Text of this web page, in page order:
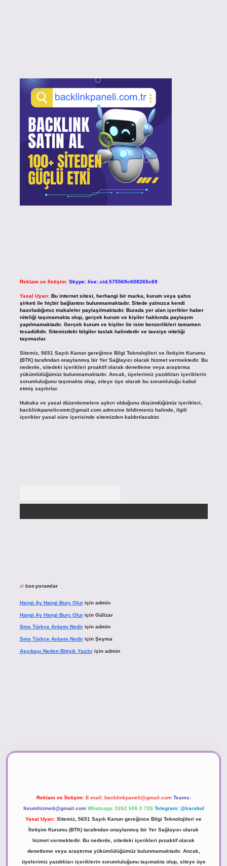
Reklam ve İletişim: Skype: live:.cid.575569c608265c69
Yasal Uyarı: Bu internet sitesi, herhangi bir marka, kurum veya şahıs
şirketi ile hiçbir bağlantısı bulunmamaktadır. Sitede yalnızca kendi
hazırladığımız makaleler paylaşılmaktadır. Burada yer alan içerikler haber
niteliği taşımamakta olup, gerçek kurum ve kişiler hakkında paylaşım
yapılmamaktadır. Gerçek kurum ve kişiler ile isim benzerlikleri tamamen
tesadüfidir. Sitemizdeki bilgiler taslak halindedir ve tavsiye niteliği
taşımazlar.
Sitemiz, 5651 Sayılı Kanun gereğince Bilgi Teknolojileri ve İletişim Kurumu
(BTK) tarafından onaylanmış bir Yer Sağlayıcı olarak hizmet vermektedir. Bu
nedenle, sitedeki içerikleri proaktif olarak denetleme veya araştırma
yükümlülüğümüz bulunmamaktadır. Ancak, üyelerimiz yazdıkları içeriklerin
sorumluluğunu taşımakta olup, siteye üye olarak bu sorumluluğu kabul
etmiş sayılırlar.
Hukuka ve yasal düzenlemelere aykırı olduğunu düşündüğünüz içerikleri,
backlinkpanelicomtr@gmail.comadresine bildirmeniz halinde, ilgili
içerikler yasal süre içerisinde sitemizden kaldırılacaktır.
Son yorumlar
Hangi Ay Hangi Burç Oluriçin admin
Hangi Ay Hangi Burç Oluriçin Gülizar
Sms Türkçe Anlamı Nediriçin admin
Sms Türkçe Anlamı Nediriçin Şeyma
Aşçıbaşı Neden Bitişik Yazılıriçin admin
Reklam ve İletişim: E-mail: backlinkpaneli@gmail.com Teams:
forumhizmeti@gmail.com Whatsapp: 0262 606 0 726 Telegram: @karabul
Yasal Uyarı: Sitemiz, 5651 Sayılı Kanun gereğince Bilgi Teknolojileri ve
İletişim Kurumu (BTK) tarafından onaylanmış bir Yer Sağlayıcı olarak
hizmet vermektedir. Bu nedenle, sitedeki içerikleri proaktif olarak
denetleme veya araştırma yükümlülüğümüz bulunmamaktadır. Ancak,
üyelerimiz yazdıkları içeriklerin sorumluluğunu taşımakta olup, siteye üye